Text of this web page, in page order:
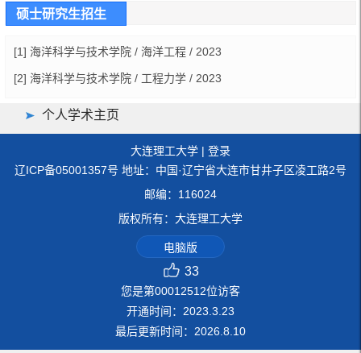
硕士研究生招生
[1] 海洋科学与技术学院 / 海洋工程 / 2023
[2] 海洋科学与技术学院 / 工程力学 / 2023
个人学术主页
大连理工大学 | 登录
辽ICP备05001357号 地址：中国·辽宁省大连市甘井子区凌工路2号
邮编：116024
版权所有：大连理工大学
电脑版
33
您是第00012512位访客
开通时间： 2023.3.23
最后更新时间： 2026.8.10